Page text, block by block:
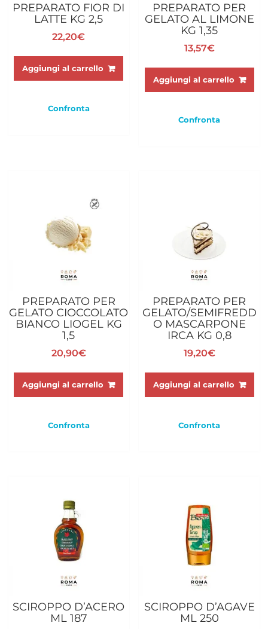
PREPARATO FIOR DI
LATTE KG 2,5
22,20€
Aggiungi al carrello
Confronta
PREPARATO PER
GELATO AL LIMONE
KG 1,35
13,57€
Aggiungi al carrello
Confronta
PREPARATO PER
GELATO CIOCCOLATO
BIANCO LIOGEL KG
1,5
20,90€
Aggiungi al carrello
Confronta
PREPARATO PER
GELATO/SEMIFREDD
O MASCARPONE
IRCA KG 0,8
19,20€
Aggiungi al carrello
Confronta
SCIROPPO D’ACERO
ML 187
SCIROPPO D’AGAVE
ML 250